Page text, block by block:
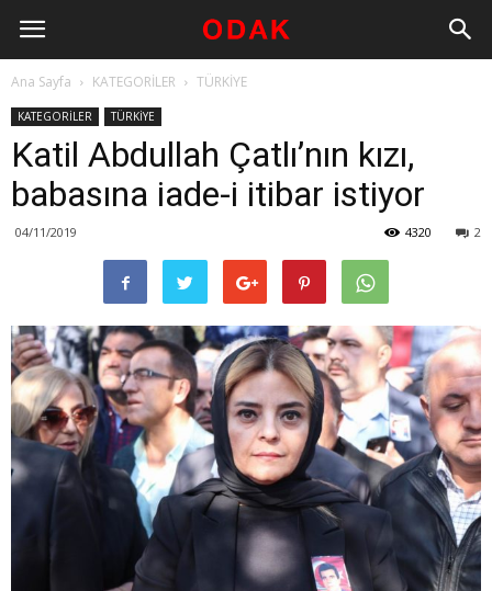
Ana Sayfa KATEGORİLER TÜRKİYE
KATEGORİLER TÜRKİYE
Katil Abdullah Çatlı’nın kızı,
babasına iade-i itibar istiyor
04/11/2019 2
4320